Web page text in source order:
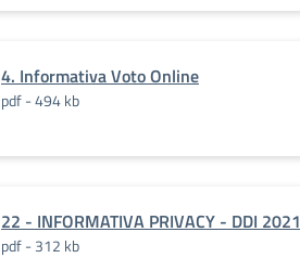
4. Informativa Voto Online
pdf - 494 kb
22 - INFORMATIVA PRIVACY - DDI 2021
pdf - 312 kb